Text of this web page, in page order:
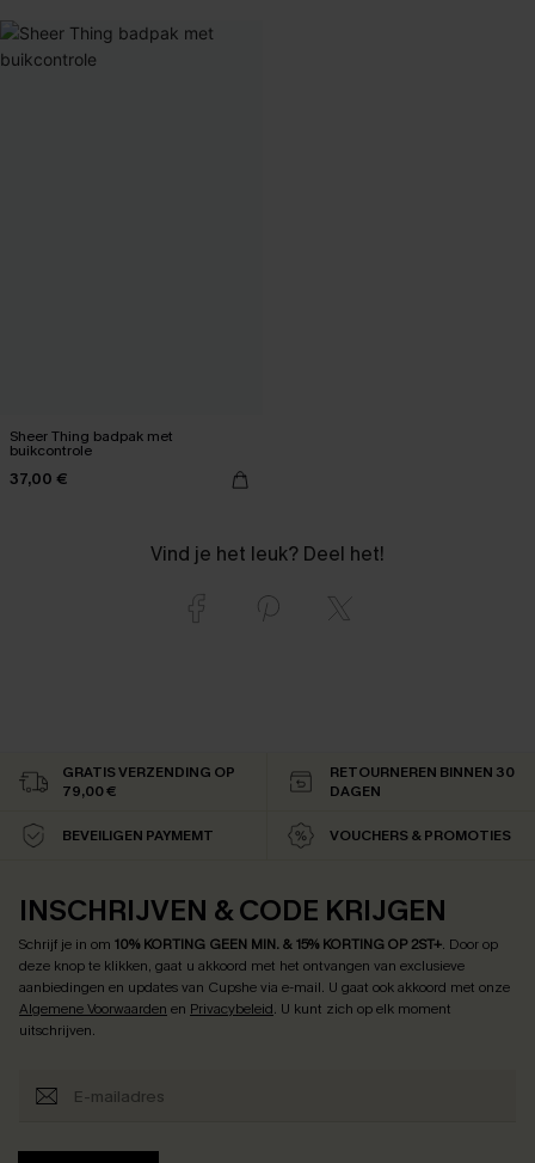
Sheer Thing badpak met
buikcontrole
37,00 €
Vind je het leuk? Deel het!
GRATIS VERZENDING OP
79,00 €
RETOURNEREN BINNEN 30
DAGEN
BEVEILIGEN PAYMEMT VOUCHERS & PROMOTIES
INSCHRIJVEN & CODE KRIJGEN
Schrijf je in om 10% KORTING GEEN MIN. & 15% KORTING OP 2ST+. Door op
deze knop te klikken, gaat u akkoord met het ontvangen van exclusieve
aanbiedingen en updates van Cupshe via e-mail. U gaat ook akkoord met onze
Algemene Voorwaarden en Privacybeleid. U kunt zich op elk moment
uitschrijven.